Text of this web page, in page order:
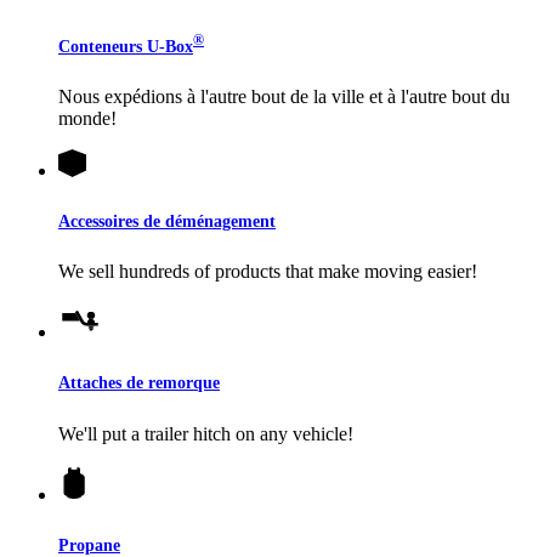
Conteneurs U-Box®
Nous expédions à l'autre bout de la ville et à l'autre bout du
monde!
Accessoires de déménagement
We sell hundreds of products that make moving easier!
Attaches de remorque
We'll put a trailer hitch on any vehicle!
Propane